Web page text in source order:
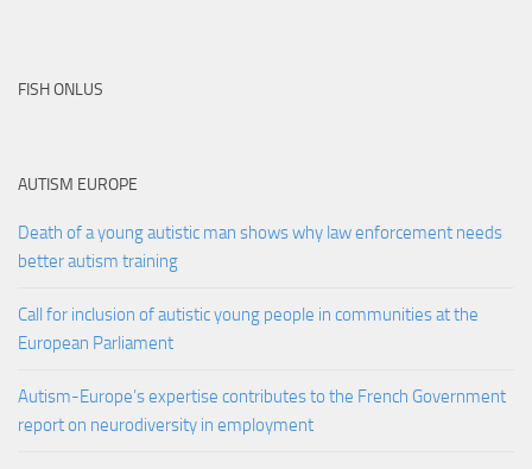
FISH ONLUS
AUTISM EUROPE
Death of a young autistic man shows why law enforcement needs
better autism training
Call for inclusion of autistic young people in communities at the
European Parliament
Autism-Europe’s expertise contributes to the French Government
report on neurodiversity in employment